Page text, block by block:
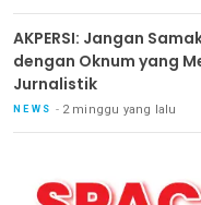
AKPERSI: Jangan
dengan Oknum yang
Jurnalistik
NEWS 2 minggu yang lalu